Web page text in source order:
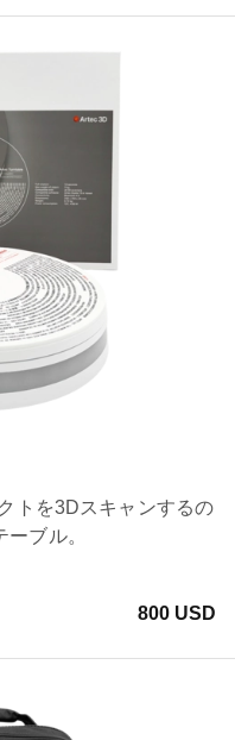
トを3Dスキャンするの
ブル。
800 USD